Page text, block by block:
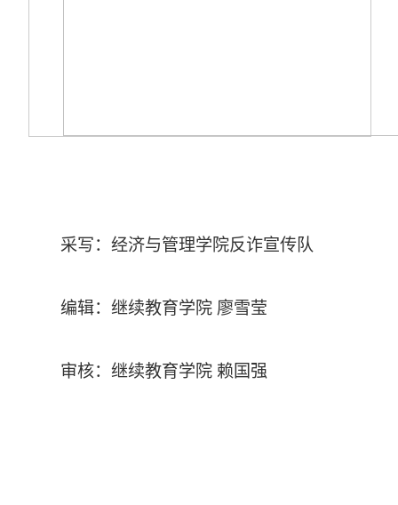
采写： 经济与管理学院反诈宣传队
编辑： 继续教育学院 廖雪莹
审核：继续教育学院 赖国强